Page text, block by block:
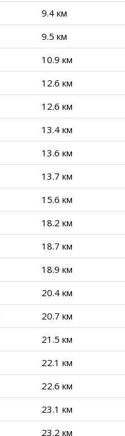
9.4 км
9.5 км
10.9 км
12.6 км
12.6 км
13.4 км
13.6 км
13.7 км
15.6 км
18.2 км
18.7 км
18.9 км
20.4 км
20.7 км
21.5 км
22.1 км
22.6 км
23.1 км
23.2 км